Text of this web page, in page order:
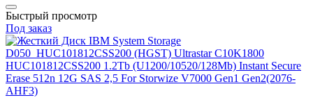
Быстрый просмотр
Под заказ